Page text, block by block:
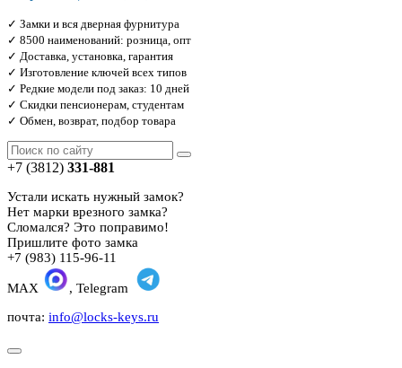
✓ Замки и вся дверная фурнитура
✓ 8500 наименований: розница, опт
✓ Доставка, установка, гарантия
✓ Изготовление ключей всех типов
✓ Редкие модели под заказ: 10 дней
✓ Скидки пенсионерам, студентам
✓ Обмен, возврат, подбор товара
+7 (3812) 331-881
Устали искать нужный замок?
Нет марки врезного замка?
Сломался? Это поправимо!
Пришлите фото замка
+7 (983) 115-96-11
MAX
, Telegram
почта: info@locks-keys.ru